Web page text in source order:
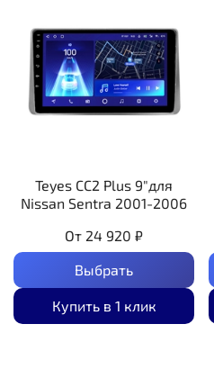
Teyes CC2 Plus 9"для
Nissan Sentra 2001-2006
От 24 920 ₽
Выбрать
Купить в 1 клик